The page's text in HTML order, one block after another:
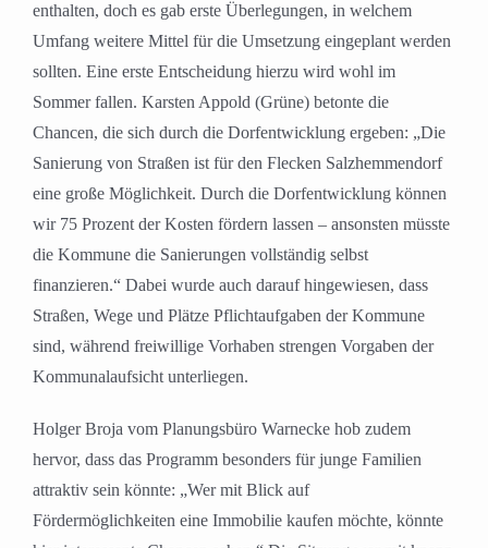
enthalten, doch es gab erste Überlegungen, in welchem
Umfang weitere Mittel für die Umsetzung eingeplant werden
sollten. Eine erste Entscheidung hierzu wird wohl im
Sommer fallen. Karsten Appold (Grüne) betonte die
Chancen, die sich durch die Dorfentwicklung ergeben: „Die
Sanierung von Straßen ist für den Flecken Salzhemmendorf
eine große Möglichkeit. Durch die Dorfentwicklung können
wir 75 Prozent der Kosten fördern lassen – ansonsten müsste
die Kommune die Sanierungen vollständig selbst
finanzieren.“ Dabei wurde auch darauf hingewiesen, dass
Straßen, Wege und Plätze Pflichtaufgaben der Kommune
sind, während freiwillige Vorhaben strengen Vorgaben der
Kommunalaufsicht unterliegen.
Holger Broja vom Planungsbüro Warnecke hob zudem
hervor, dass das Programm besonders für junge Familien
attraktiv sein könnte: „Wer mit Blick auf
Fördermöglichkeiten eine Immobilie kaufen möchte, könnte